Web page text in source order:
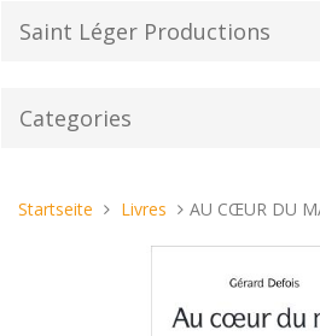
zumSaint Léger Productions
Categories
Sie
Startseite Livres AU CŒUR DU